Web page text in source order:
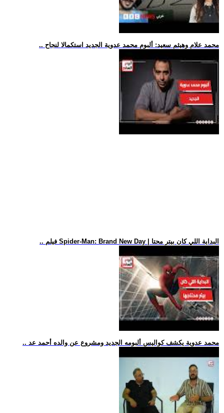
.. محمد علام وهيثم سعيد: ألبوم محمد عدوية الجديد استكمالا لنجاح
.. فيلم Spider-Man: Brand New Day | البداية اللي كان بيتر محتا
.. محمد عدوية يكشف كواليس ألبومه الجديد ومشروع عن والده أحمد عد